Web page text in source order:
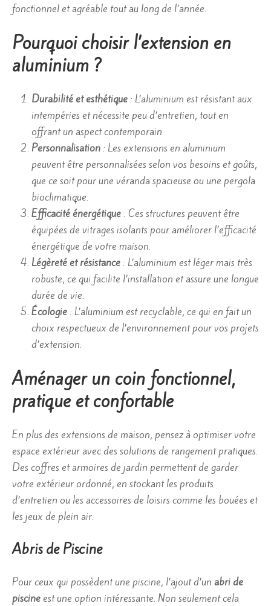
fonctionnel et agréable tout au long de l’année.
Pourquoi choisir l’extension en
aluminium ?
Durabilité et esthétique : L’aluminium est résistant aux
intempéries et nécessite peu d’entretien, tout en
offrant un aspect contemporain.
Personnalisation : Les extensions en aluminium
peuvent être personnalisées selon vos besoins et goûts,
que ce soit pour une véranda spacieuse ou une pergola
bioclimatique.
Efficacité énergétique : Ces structures peuvent être
équipées de vitrages isolants pour améliorer l’efficacité
énergétique de votre maison.
Légèreté et résistance : L’aluminium est léger mais très
robuste, ce qui facilite l’installation et assure une longue
durée de vie.
Écologie : L’aluminium est recyclable, ce qui en fait un
choix respectueux de l’environnement pour vos projets
d’extension.
Aménager un coin fonctionnel,
pratique et confortable
En plus des extensions de maison, pensez à optimiser votre
espace extérieur avec des solutions de rangement pratiques.
Des coffres et armoires de jardin permettent de garder
votre extérieur ordonné, en stockant les produits
d’entretien ou les accessoires de loisirs comme les bouées et
les jeux de plein air.
Abris de Piscine
Pour ceux qui possèdent une piscine, l’ajout d’un abri de
piscineest une option intéressante. Non seulement cela